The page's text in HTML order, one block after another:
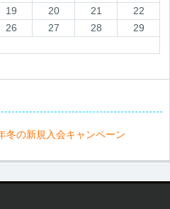
19 20 21
22
26 27 28
29